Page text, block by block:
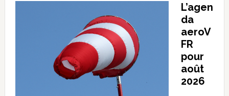
L’agen
da
aeroV
FR
pour
août
2026